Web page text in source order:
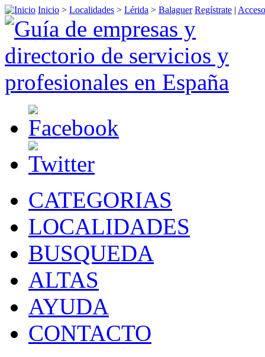
Inicio > Localidades > Lérida > Balaguer Regístrate |
CATEGORIAS
LOCALIDADES
BUSQUEDA
ALTAS
AYUDA
CONTACTO